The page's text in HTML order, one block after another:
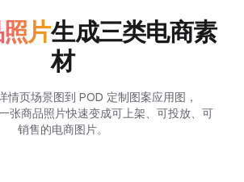
片生成三类电商素
材
情页场景图到 POD 定制图案应用图，
张商品照片快速变成可上架、可投放、可
销售的电商图片。